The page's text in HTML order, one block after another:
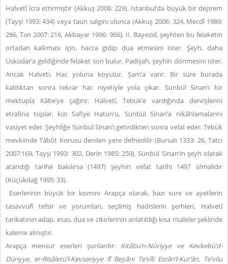
Halvetî icra ettirmiştir (Akkuş 2006: 229). İstanbul’da büyük bir deprem
(Tayşi 1993: 434) veya taun salgını olunca (Akkuş 2006: 324, Mecdî 1989:
286, Tan 2007: 216, Akbayar 1996: 966), II. Bayezid, şeyhten bu felaketin
ortadan kalkması için, hacca gidip dua etmesini ister. Şeyh, daha
Üsküdar’a geldiğinde felaket son bulur. Padişah, şeyhin dönmesini ister.
Ancak Halveti, Hac yoluna koyulur, Şam’a varır. Bir süre burada
kaldıktan sonra tekrar hac niyetiyle yola çıkar. Sünbül Sinan’ı bir
mektupla Kâbe’ye çağırır. Halvetî, Tebük’e vardığında dervişlerini
etrafına toplar, kızı Safiye Hatun’u, Sünbül Sinan’a nikâhlamalarını
vasiyet eder. Şeyhliğe Sünbül Sinan’ı getirdikten sonra vefat eder. Tebük
mevkiinde Tâbût Korusu denilen yere defnedilir (Bursalı 1333: 26, Tatcı
2007:169, Tayşi 1993: 302, Derin 1985: 259). Sünbül Sinan’ın şeyh olarak
atandığı tarihe bakılırsa (1497) şeyhin vefat tarihi 1497 olmalıdır
(Küçükdağ 1995: 33).
Eserlerinin büyük bir kısmını Arapça olarak, bazı sure ve ayetlerin
tasavvufî tefsir ve yorumları, seçilmiş hadislerin şerhleri, Halvetî
tarikatının adap, esas, dua ve zikirlerinin anlatıldığı kısa risaleler şeklinde
kaleme almıştır.
Arapça mensur eserleri şunlardır: Kitâbu’n-Nûriyye ve Kevkebü’d-
Düriyye, er-Risâletü’l-Kevseriyye fî Beyâni Te’vîli Esrâri’l-Kur’ân, Te’vilu